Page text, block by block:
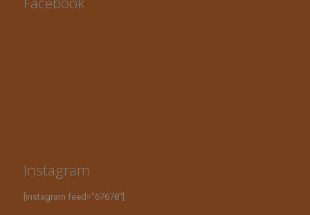
Instagram
[instagram feed="67678"]